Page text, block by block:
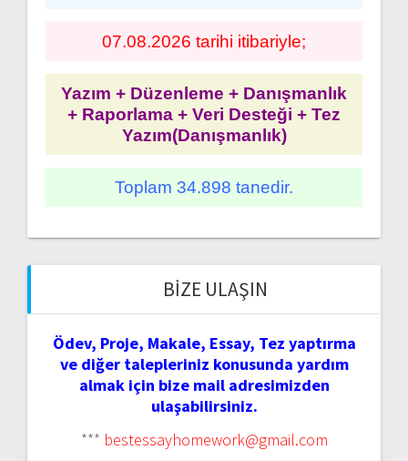
07.08.2026 tarihi itibariyle;
Yazım + Düzenleme + Danışmanlık
+ Raporlama + Veri Desteği + Tez
Yazım(Danışmanlık)
Toplam 34.898 tanedir.
BIZE ULAŞIN
Ödev, Proje, Makale, Essay, Tez yaptırma
ve diğer talepleriniz konusunda yardım
almak için bize mail adresimizden
ulaşabilirsiniz.
*** bestessayhomework@gmail.com